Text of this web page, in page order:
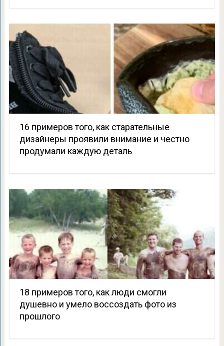
16 примеров того, как старательные
дизайнеры проявили внимание и честно
продумали каждую деталь
18 примеров того, как люди смогли
душевно и умело воссоздать фото из
прошлого